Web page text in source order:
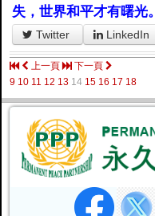
失，世界和平才有曙光。
Twitter
LinkedIn
上一頁
下一頁
9 10 11 12 13 14 15 16 17 18